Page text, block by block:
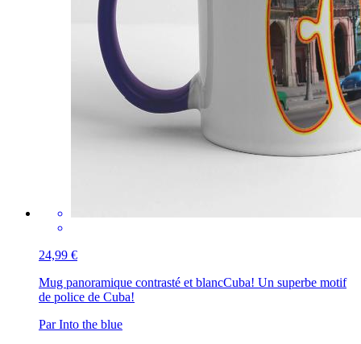
24,99 €
Mug panoramique contrasté et blancCuba! Un superbe motif
de police de Cuba!
Par Into the blue